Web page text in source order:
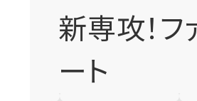
新専攻！
ート